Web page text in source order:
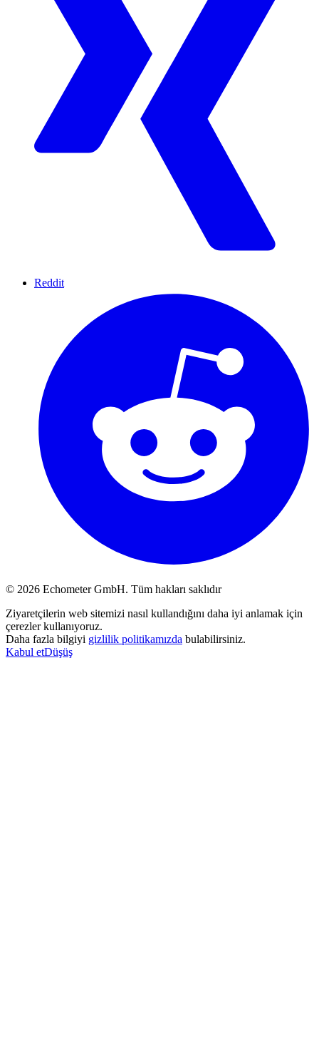
Reddit
© 2026 Echometer GmbH. Tüm hakları saklıdır
Ziyaretçilerin web sitemizi nasıl kullandığını daha iyi anlamak için
çerezler kullanıyoruz.
Daha fazla bilgiyi gizlilik politikamızda bulabilirsiniz.
Kabul etDüşüş